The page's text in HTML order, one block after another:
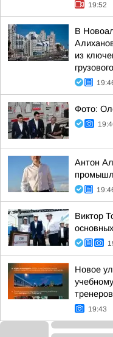
19:52
В
из
Фото:
Антон
Виктор
Новое
19:43